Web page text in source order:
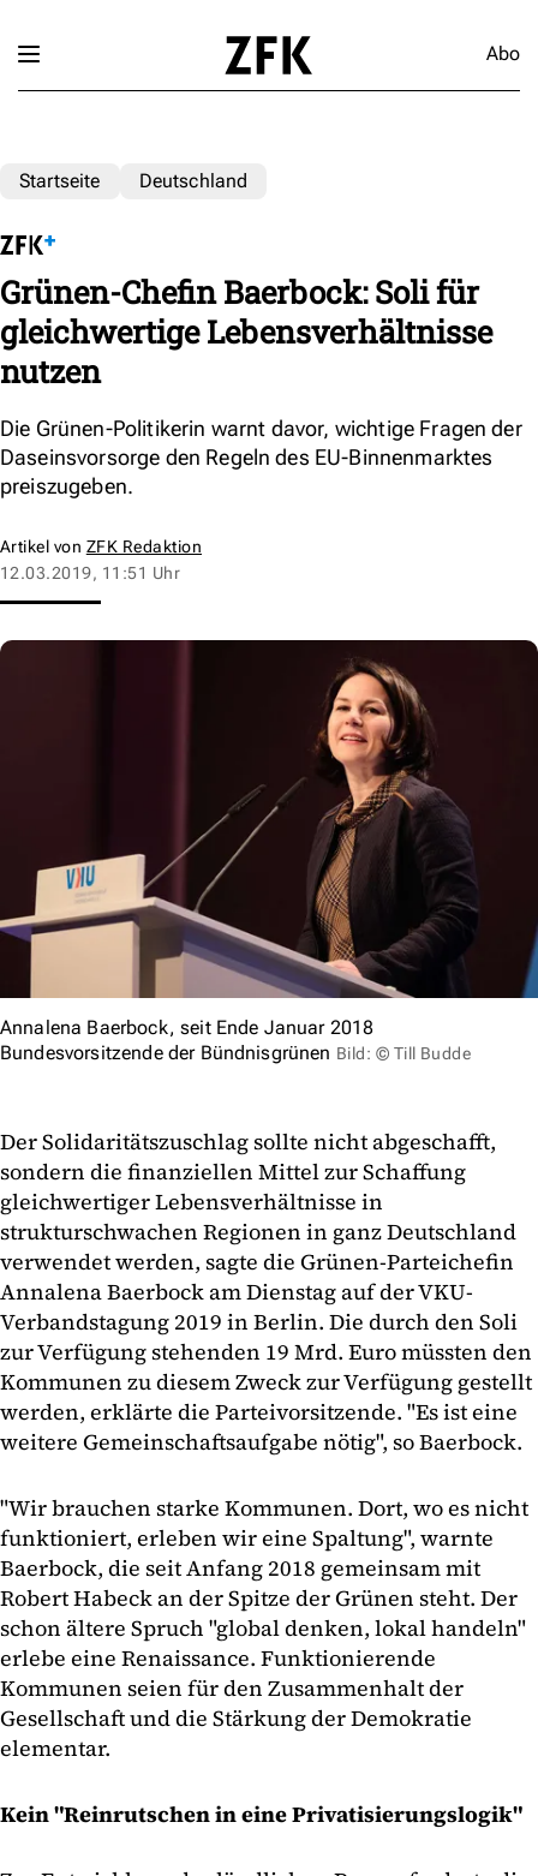
Abo
Startseite Deutschland
Grünen-Chefin Baerbock: Soli für
gleichwertige Lebensverhältnisse
nutzen
Die Grünen-Politikerin warnt davor, wichtige Fragen der
Daseinsvorsorge den Regeln des EU-Binnenmarktes
preiszugeben.
Artikel von ZFK Redaktion
12.03.2019, 11:51 Uhr
Annalena Baerbock, seit Ende Januar 2018
Bundesvorsitzende der Bündnisgrünen Bild: © Till Budde
Der Solidaritätszuschlag sollte nicht abgeschafft,
sondern die finanziellen Mittel zur Schaffung
gleichwertiger Lebensverhältnisse in
strukturschwachen Regionen in ganz Deutschland
verwendet werden, sagte die Grünen-Parteichefin
Annalena Baerbock am Dienstag auf der VKU-
Verbandstagung 2019 in Berlin. Die durch den Soli
zur Verfügung stehenden 19 Mrd. Euro müssten den
Kommunen zu diesem Zweck zur Verfügung gestellt
werden, erklärte die Parteivorsitzende. "Es ist eine
weitere Gemeinschaftsaufgabe nötig", so Baerbock.
"Wir brauchen starke Kommunen. Dort, wo es nicht
funktioniert, erleben wir eine Spaltung", warnte
Baerbock, die seit Anfang 2018 gemeinsam mit
Robert Habeck an der Spitze der Grünen steht. Der
schon ältere Spruch "global denken, lokal handeln"
erlebe eine Renaissance. Funktionierende
Kommunen seien für den Zusammenhalt der
Gesellschaft und die Stärkung der Demokratie
elementar.
Kein "Reinrutschen in eine Privatisierungslogik"